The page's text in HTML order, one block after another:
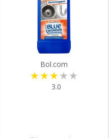
Bol.com
3.0